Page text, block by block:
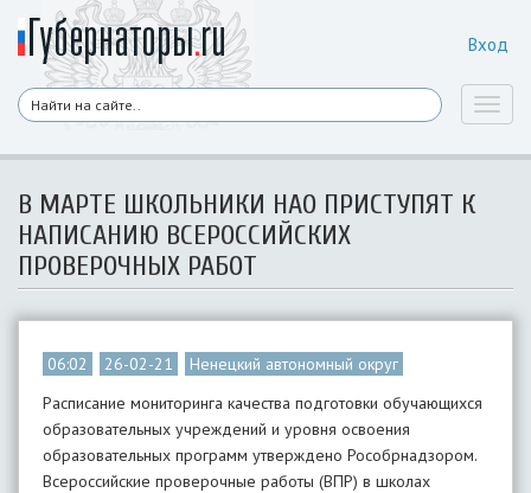
Вход
В МАРТЕ ШКОЛЬНИКИ НАО ПРИСТУПЯТ К
НАПИСАНИЮ ВСЕРОССИЙСКИХ
ПРОВЕРОЧНЫХ РАБОТ
06:02 26-02-21
Ненецкий автономный округ
Расписание мониторинга качества подготовки обучающихся
образовательных учреждений и уровня освоения
образовательных программ утверждено Рособрнадзором.
Всероссийские проверочные работы (ВПР) в школах